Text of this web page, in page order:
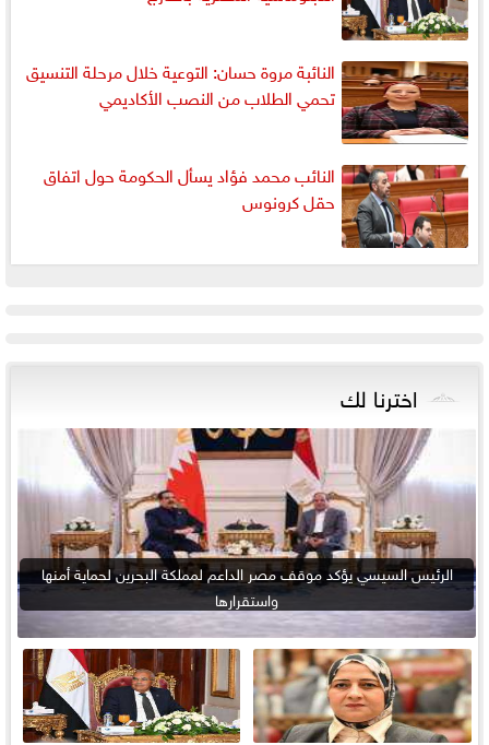
النائبة مروة حسان: التوعية خلال مرحلة التنسيق
تحمي الطلاب من النصب الأكاديمي
النائب محمد فؤاد يسأل الحكومة حول اتفاق
حقل كرونوس
اخترنا لك
الرئيس السيسي يؤكد موقف مصر الداعم لمملكة البحرين لحماية أمنها
واستقرارها